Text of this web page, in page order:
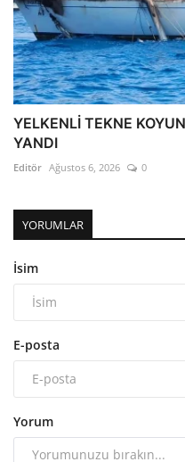
YELKENLİ TEKNE
YANDI
Editör Ağustos 6, 2026 0
YORUMLAR
İsim
E-posta
Yorum